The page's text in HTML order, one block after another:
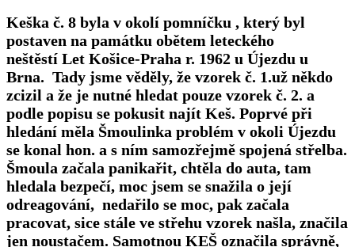
Keška č. 8 byla v okolí pomníčku , který byl
postaven na památku obětem leteckého
neštěstí Let Košice-Praha r. 1962 u Újezdu u
Brna. Tady jsme věděly, že vzorek č. 1.už někdo
zcizil a že je nutné hledat pouze vzorek č. 2. a
podle popisu se pokusit najít Keš. Poprvé při
hledání měla Šmoulinka problém v okoli Újezdu
se konal hon. a s ním samozřejmě spojená střelba.
Šmoula začala panikařit, chtěla do auta, tam
hledala bezpečí, moc jsem se snažila o její
odreagování, nedařilo se moc, pak začala
pracovat, sice stále ve střehu vzorek našla, značila
jen noustačem. Samotnou KEŠ označila správně,